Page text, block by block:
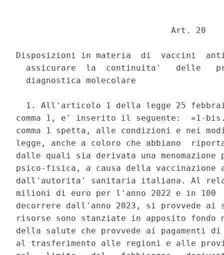
                               Art. 20
Disposizioni in materia  di  vaccini  anti
assicurare  la  continuita'   delle
  diagnostica molecolare
1. All'articolo 1 della legge 25
comma 1, e' inserito il seguente:  «1-
comma 1 spetta, alle condizioni e nei
legge, anche a coloro che abbiano
dalle quali sia derivata una
psico-fisica, a causa della vaccinazione
dall'autorita' sanitaria italiana. Al
milioni di euro per l'anno 2022 e in
decorrere dall'anno 2023, si provvede
risorse sono stanziate in apposito
della salute che provvede ai pagamenti di
al trasferimento alle regioni e alle